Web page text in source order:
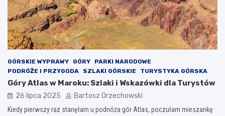
GÓRSKIE WYPRAWY GÓRY
PARKI NARODOWE
PODRÓŻE I PRZYGODA
SZLAKI GÓRSKIE TURYSTYKA GÓRSKA
Góry Atlas w Maroku: Szlaki i Wskazówki dla Turystów
26 lipca 2025 Bartosz Orzechowski
Kiedy pierwszy raz stanęłam u podnóża gór Atlas, poczułam mieszankę